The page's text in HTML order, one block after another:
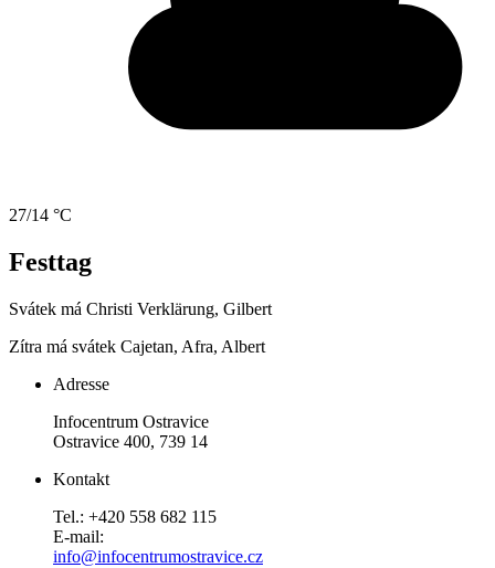
27/14 °C
Festtag
Svátek má Christi Verklärung, Gilbert
Zítra má svátek Cajetan, Afra, Albert
Adresse
Infocentrum Ostravice
Ostravice 400, 739 14
Kontakt
Tel.: +420 558 682 115
E-mail:
info@infocentrumostravice.cz